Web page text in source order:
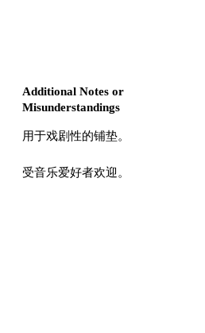
Additional Notes or
Misunderstandings
用于戏剧性的铺垫。
受音乐爱好者欢迎。